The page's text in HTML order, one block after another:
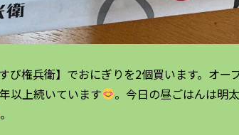
び権兵衛】でおにぎりを2個買います。オー
以上続いています
。今日の昼ごはんは明
。